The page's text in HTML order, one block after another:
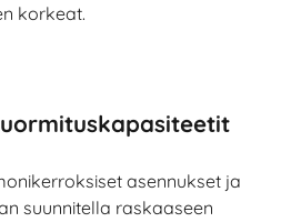
korkeat.
asennukset ja
suunnitella raskaaseen